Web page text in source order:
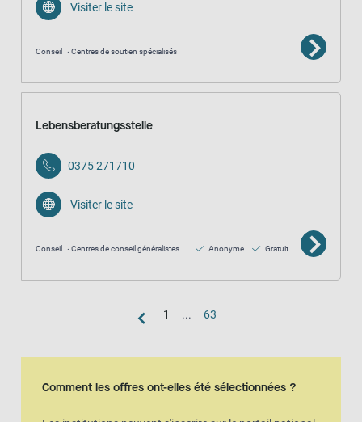
Visiter le site
Conseil Centres de soutien spécialisés
Lebensberatungsstelle
0375 271710
Visiter le site
Conseil Centres de conseil généralistes Anonyme Gratuit
1 ... 63
Vue de la carte
Comment les offres ont-elles été sélectionnées ?